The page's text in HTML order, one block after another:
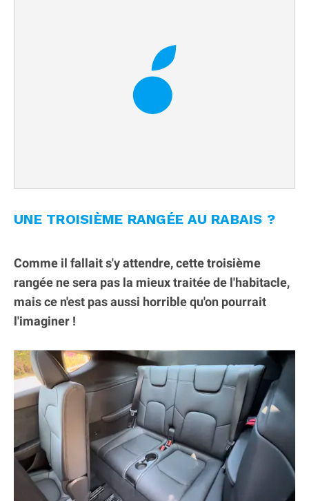
UNE TROISIÈME RANGÉE AU RABAIS ?
Comme il fallait s'y attendre, cette troisième
rangée ne sera pas la mieux traitée de l'habitacle,
mais ce n'est pas aussi horrible qu'on pourrait
l'imaginer !